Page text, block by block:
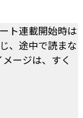
ト連載開始時は
、途中で読まな
ージは、すく